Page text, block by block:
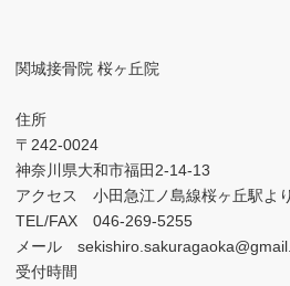
関城接骨院 桜ヶ丘院
住所
〒242-0024
神奈川県大和市福田2-14-13
アクセス 小田急江ノ島線桜ヶ丘駅よ
TEL/FAX 046-269-5255
メール
受付時間